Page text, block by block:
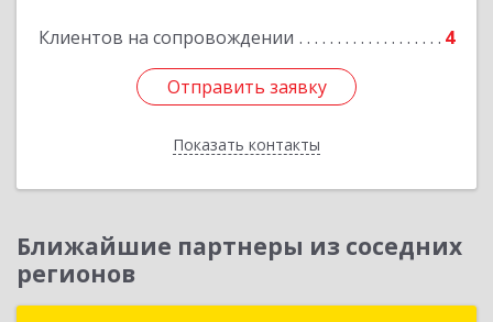
Клиентов на сопровождении 4
Отправить заявку
Показать контакты
Подробнее
Отправить заявку
Назад
Ближайшие партнеры из соседних
регионов